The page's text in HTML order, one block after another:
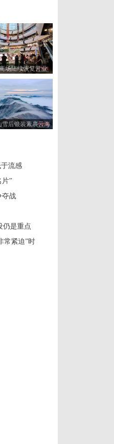
场陆续恢复营业
雪后银装素裹云海
流感
片”
夺战
仍是重点
常紧迫”时